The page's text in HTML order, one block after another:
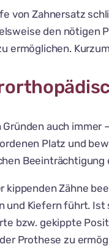
von Zahnersatz
den nötigen
ermöglichen.
auch
Platz und
kippenden Zähne
und Kiefern führt.
bzw. gekippte
Prothese zu